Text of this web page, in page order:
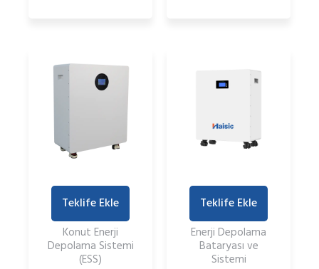
Teklife Ekle
Konut Enerji
Depolama Sistemi
(ESS)
Teklife Ekle
Enerji Depolama
Bataryası ve
Sistemi